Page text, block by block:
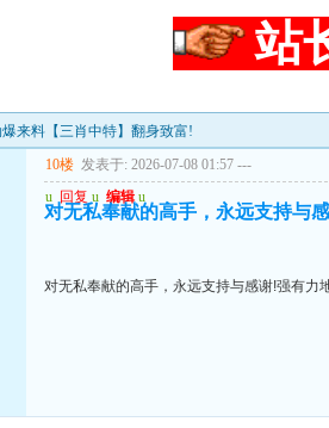
站
来料【三肖中特】翻身致富!
10楼 发表于: 2026-07-08 01:57 ---
u 回复 u 编辑 u
对无私奉献的高手，永远支持与
对无私奉献的高手，永远支持与感谢!强有力